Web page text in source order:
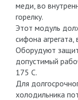
меди, во
горелку.
Этот модуль
сифона агрегата,
Оборудуют
допустимый
175 С.
Для
холодильника